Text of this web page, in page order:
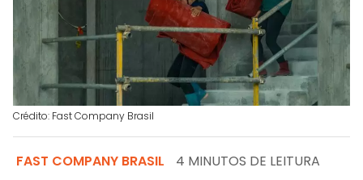
Crédito: Fast Company Brasil
FAST COMPANY BRASIL 4 MINUTOS DE LEITURA